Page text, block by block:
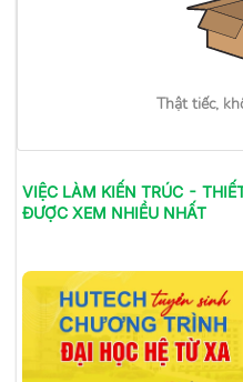
Thật tiếc,
VIỆC LÀM KIẾN TRÚC -
ĐƯỢC XEM NHIỀU NHẤT